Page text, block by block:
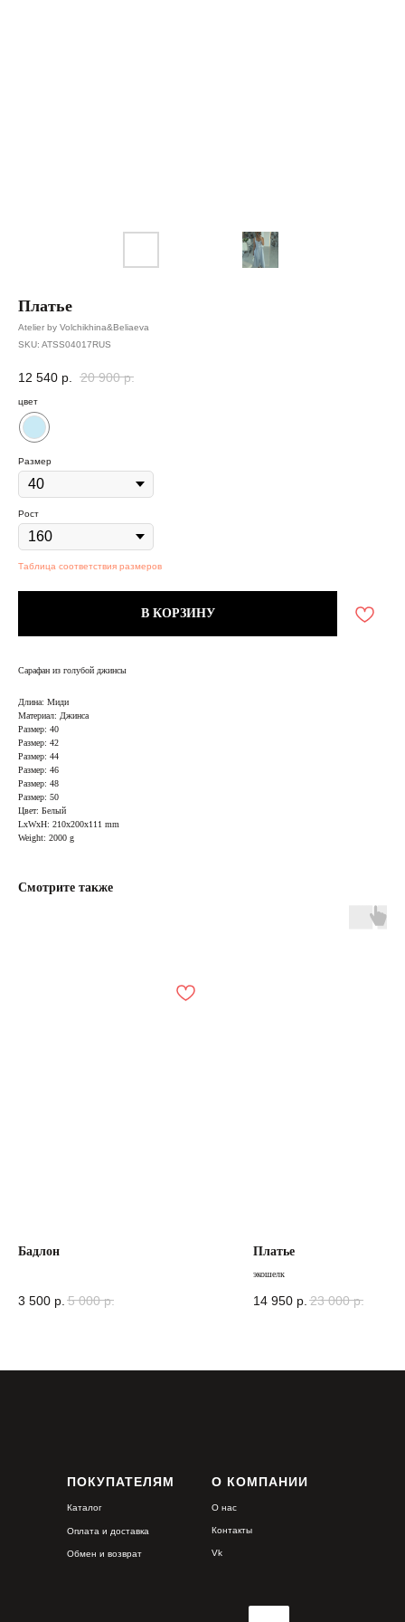
Платье
Atelier by Volchikhina&Beliaeva
SKU: ATSS04017RUS
12 540 р. 20 900 р.
цвет
Размер
Рост
Таблица соответствия размеров
В КОРЗИНУ
Сарафан из голубой джинсы
Длина: Миди
Материал: Джинса
Размер: 40
Размер: 42
Размер: 44
Размер: 46
Размер: 48
Размер: 50
Цвет: Белый
LxWxH: 210x200x111 mm
Weight: 2000 g
Смотрите также
Бадлон
3 500 р. 5 000 р.
Платье
экошелк
14 950 р. 23 000 р.
ПОКУПАТЕЛЯМ
Каталог
Оплата и доставка
Обмен и возврат
О КОМПАНИИ
О нас
Контакты
Vk